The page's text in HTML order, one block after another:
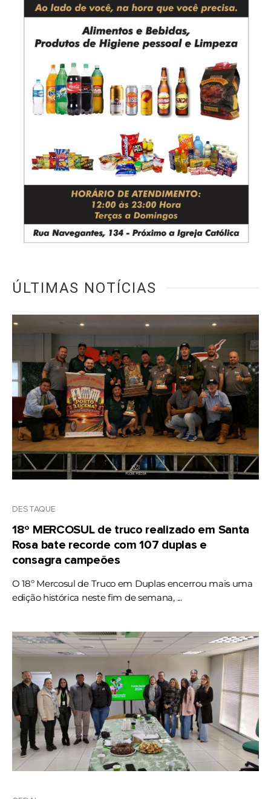
ÚLTIMAS NOTÍCIAS
DESTAQUE
18º MERCOSUL de truco realizado em Santa
Rosa bate recorde com 107 duplas e
consagra campeões
O 18º Mercosul de Truco em Duplas encerrou mais uma
edição histórica neste fim de semana, ...